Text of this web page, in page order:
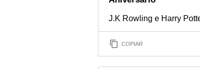
J.K Rowling e Harry
COPIAR